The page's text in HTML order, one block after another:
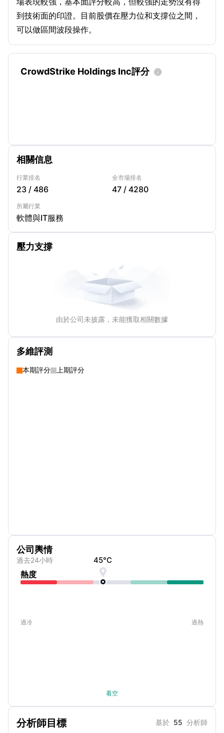
到技術面的印證。目前股價在壓力位和支撐位之間，
可以做區間波段操作。
CrowdStrike Holdings Inc評分 
相關信息
行業排名
23 / 486
全市場排名
47 / 4280
所屬行業
軟體與IT服務
壓力支撐
由於公司未披露，未能獲取相關數據
多維評測
本期評分 上期評分
公司輿情
過去24小時
熱度
45°C

過冷 過熱
看空
分析師目標 基於 55 分析師